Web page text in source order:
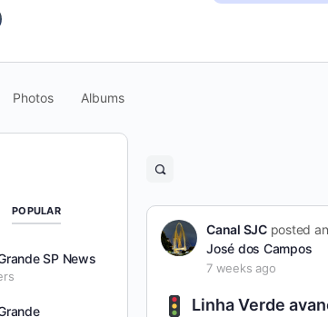
Photos Albums
Open
filters
Canal SJCposted
José dos Campos
7 weeks ago
Linha Verde
POPULAR
SP News